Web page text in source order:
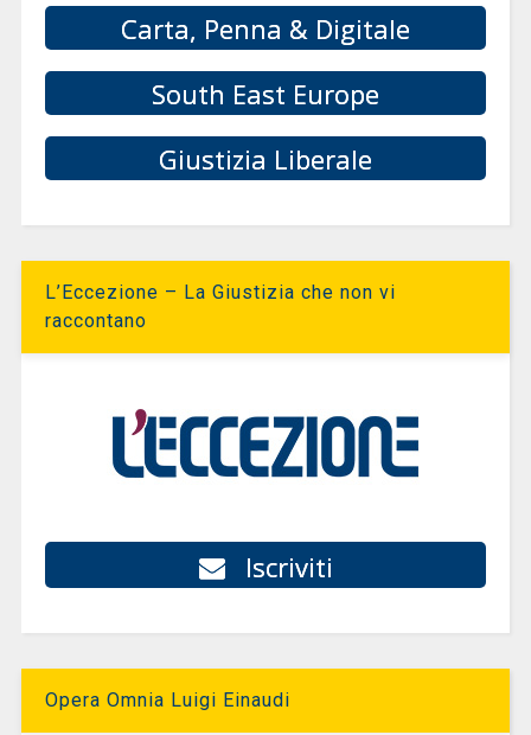
Carta, Penna & Digitale
South East Europe
Giustizia Liberale
L’Eccezione – La Giustizia che non vi
raccontano
Iscriviti
Opera Omnia Luigi Einaudi